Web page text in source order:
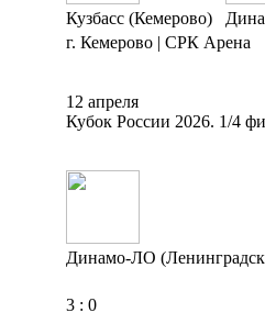
Кузбасс (Кемерово)
г. Кемерово | СРК Арена
12 апреля
Кубок России 2026. 1/4
Динамо-ЛО
3 : 0